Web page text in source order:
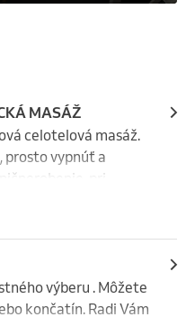
MASÁŽ
celotelová masáž.
prosto vypnúť a
pri
a zbaví sa toxínov.
čas spracovať
sa na Vás.  :-)
výberu . Môžete
končatín. Radi Vám